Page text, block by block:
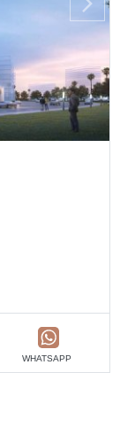
WHATSAPP